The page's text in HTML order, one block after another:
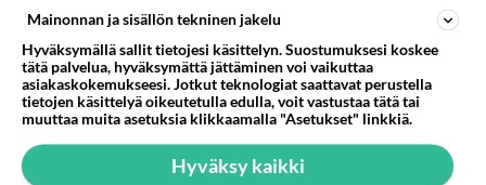
Mainonnan ja sisällön tekninen jakelu
Hyväksymällä sallit tietojesi käsittelyn. Suostumuksesi koskee
tätä palvelua, hyväksymättä jättäminen voi vaikuttaa
asiakaskokemukseesi. Jotkut teknologiat saattavat perustella
tietojen käsittelyä oikeutetulla edulla, voit vastustaa tätä tai
muuttaa muita asetuksia klikkaamalla "Asetukset" linkkiä.
Hyväksy kaikki